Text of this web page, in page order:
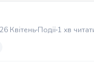
26 Квітень Події 1 хв